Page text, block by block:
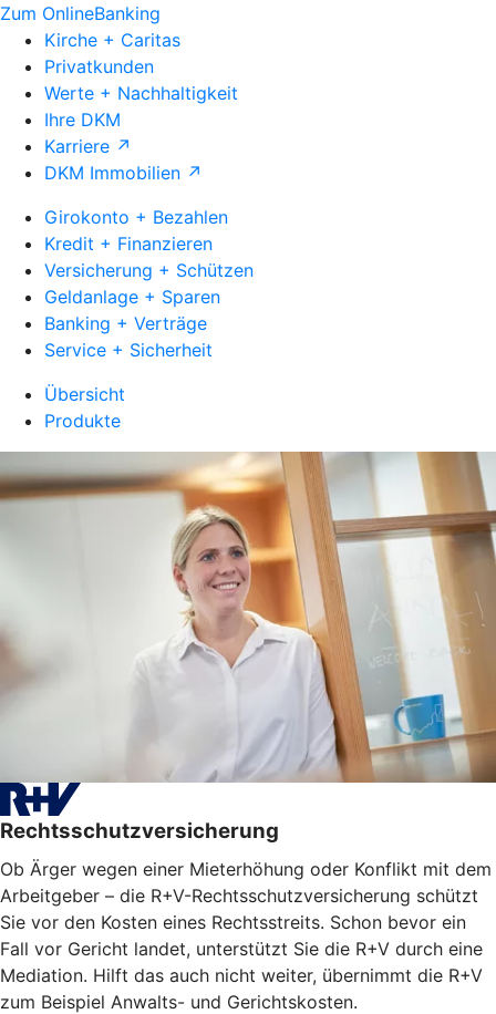
Zum OnlineBanking
Kirche + Caritas
Privatkunden
Werte + Nachhaltigkeit
Ihre DKM
Karriere ↗
DKM Immobilien ↗
Girokonto + Bezahlen
Kredit + Finanzieren
Versicherung + Schützen
Geldanlage + Sparen
Banking + Verträge
Service + Sicherheit
Übersicht
Produkte
Rechtsschutzversicherung
Ob Ärger wegen einer Mieterhöhung oder Konflikt mit dem
Arbeitgeber – die R+V-Rechtsschutzversicherung schützt
Sie vor den Kosten eines Rechtsstreits. Schon bevor ein
Fall vor Gericht landet, unterstützt Sie die R+V durch eine
Mediation. Hilft das auch nicht weiter, übernimmt die R+V
zum Beispiel Anwalts- und Gerichtskosten.